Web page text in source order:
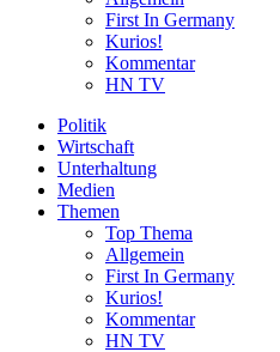
First In Germany
Kurios!
Kommentar
HN TV
Politik
Wirtschaft
Unterhaltung
Medien
Themen
Top Thema
Allgemein
First In Germany
Kurios!
Kommentar
HN TV